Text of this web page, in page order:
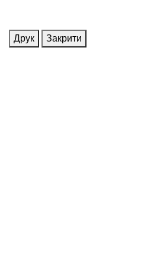
Друк Закрити